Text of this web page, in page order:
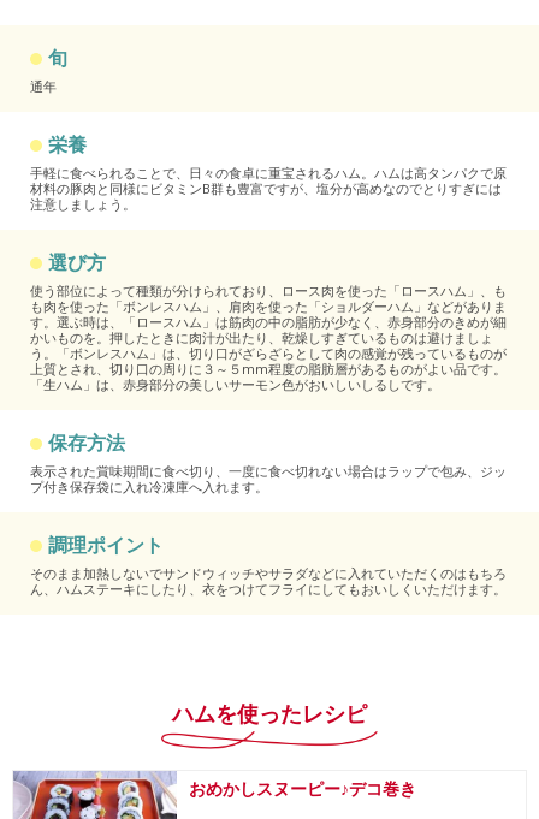
旬
通年
栄養
手軽に食べられることで、日々の食卓に重宝されるハム。ハムは高タンパクで原
材料の豚肉と同様にビタミンB群も豊富ですが、塩分が高めなのでとりすぎには
注意しましょう。
選び方
使う部位によって種類が分けられており、ロース肉を使った「ロースハム」、も
も肉を使った「ボンレスハム」、肩肉を使った「ショルダーハム」などがありま
す。選ぶ時は、「ロースハム」は筋肉の中の脂肪が少なく、赤身部分のきめが細
かいものを。押したときに肉汁が出たり、乾燥しすぎているものは避けましょ
う。「ボンレスハム」は、切り口がざらざらとして肉の感覚が残っているものが
上質とされ、切り口の周りに３～５mm程度の脂肪層があるものがよい品です。
「生ハム」は、赤身部分の美しいサーモン色がおいしいしるしです。
保存方法
表示された賞味期間に食べ切り、一度に食べ切れない場合はラップで包み、ジッ
プ付き保存袋に入れ冷凍庫へ入れます。
調理ポイント
そのまま加熱しないでサンドウィッチやサラダなどに入れていただくのはもちろ
ん、ハムステーキにしたり、衣をつけてフライにしてもおいしくいただけます。
ハムを使ったレシピ
おめかしスヌーピー♪デコ巻き